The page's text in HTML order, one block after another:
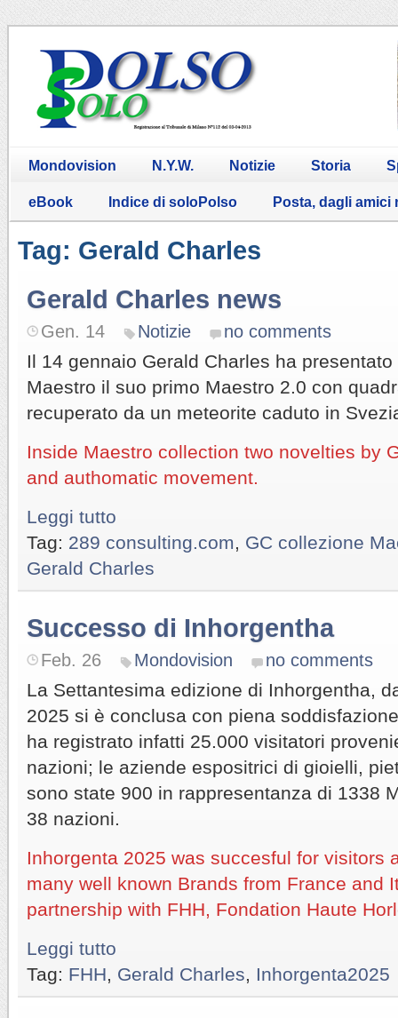
Mondovision N.Y.W. Notizie Storia
eBook Indice di soloPolso Posta, dagli amici
Tag: Gerald Charles
Gerald Charles news
Gen. 14 Notizie no comments
Il 14 gennaio Gerald Charles ha
Maestro il suo primo Maestro 2.0 con
recuperato da un meteorite caduto in
Inside Maestro collection two novelties by
and authomatic movement.
Leggi tutto
Tag: 289 consulting.com
GC collezione
Gerald Charles
Successo di Inhorgentha
Feb. 26 Mondovision no comments
La Settantesima edizione di Inhorgentha,
2025 si è conclusa con piena
ha registrato infatti 25.000 visitatori
nazioni; le aziende espositrici di gioielli,
sono state 900 in rappresentanza di 1338
38 nazioni.
Inhorgenta 2025 was succesful for visitors
many well known Brands from France and
partnership with FHH, Fondation Haute
Leggi tutto
Tag: FHH Gerald Charles Inhorgenta2025